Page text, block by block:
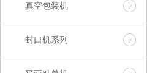
真空包装机
封口机系列